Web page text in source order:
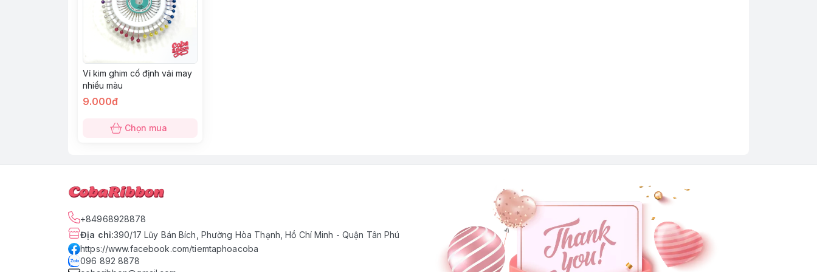
Vỉ kim ghim cố định vải may
nhiều màu
9.000đ
Chọn mua
+84968928878
Địa chỉ:390/17 Lũy Bán Bích, Phường Hòa Thạnh, Hồ Chí Minh - Quận Tân Phú
https://www.facebook.com/tiemtaphoacoba
096 892 8878